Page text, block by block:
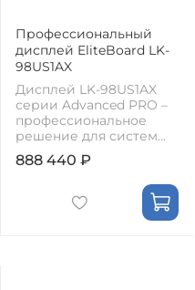
Профессиональный
дисплей EliteBoard LK-
98US1AX
Дисплей LK-98US1AX
серии Advanced PRO –
профессиональное
решение для систем...
888 440 ₽